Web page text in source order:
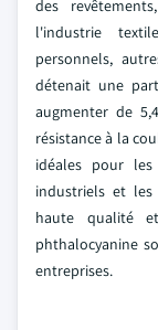
des
l'industrie
personnels,
détenait une
augmenter de
résistance à la
idéales pour les
industriels et les
haute qualité
phthalocyanine
entreprises.